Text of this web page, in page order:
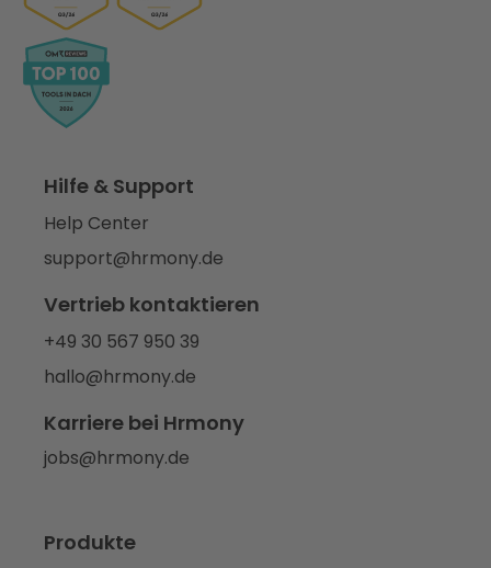
Hilfe & Support
Help Center
support@hrmony.de
Vertrieb kontaktieren
+49 30 567 950 39
hallo@hrmony.de
Karriere bei Hrmony
jobs@hrmony.de
Produkte